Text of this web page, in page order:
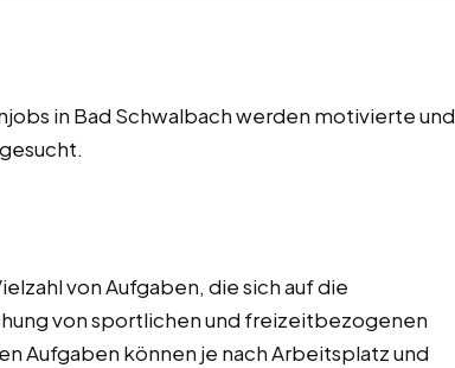
in Bad Schwalbach werden motivierte und
von Aufgaben, die sich auf die
von sportlichen und freizeitbezogenen
Aufgaben können je nach Arbeitsplatz und